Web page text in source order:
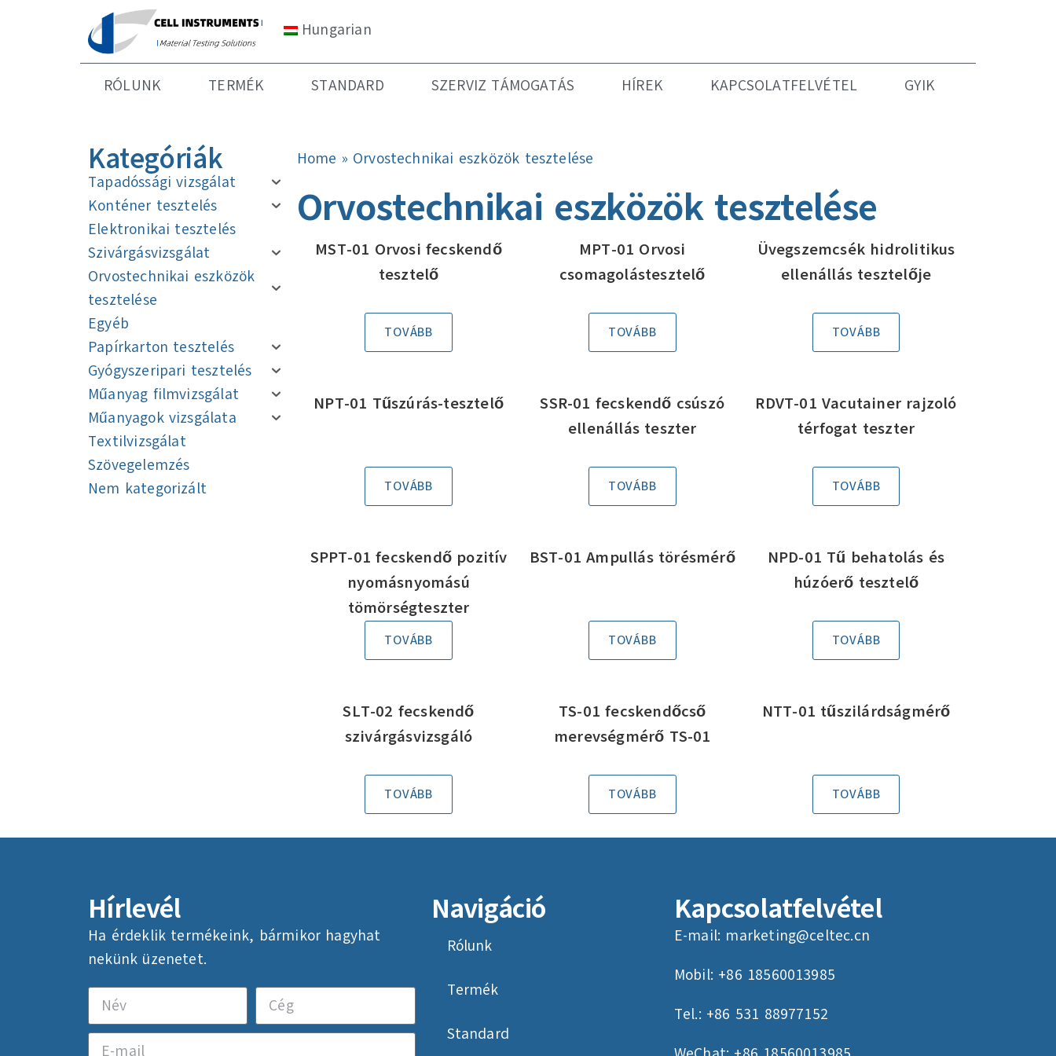
Hungarian
RÓLUNK TERMÉK STANDARD SZERVIZ TÁMOGATÁS HÍREK KAPCSOLATFELVÉTEL GYIK
Kategóriák
Tapadóssági vizsgálat
Konténer tesztelés
Elektronikai tesztelés
Szivárgásvizsgálat
Orvostechnikai eszközök
tesztelése
Egyéb
Papírkarton tesztelés
Gyógyszeripari tesztelés
Műanyag filmvizsgálat
Műanyagok vizsgálata
Textilvizsgálat
Szövegelemzés
Nem kategorizált
Home » Orvostechnikai eszközök tesztelése
Orvostechnikai eszközök tesztelése
MST-01 Orvosi fecskendő
tesztelő
TOVÁBB
MPT-01 Orvosi
csomagolástesztelő
TOVÁBB
Üvegszemcsék hidrolitikus
ellenállás tesztelője
TOVÁBB
NPT-01 Tűszúrás-tesztelő
TOVÁBB
SSR-01 fecskendő csúszó
ellenállás teszter
TOVÁBB
RDVT-01 Vacutainer rajzoló
térfogat teszter
TOVÁBB
SPPT-01 fecskendő pozitív
nyomásnyomású
tömörségteszter
TOVÁBB
BST-01 Ampullás törésmérő
TOVÁBB
NPD-01 Tű behatolás és
húzóerő tesztelő
TOVÁBB
SLT-02 fecskendő
szivárgásvizsgáló
TOVÁBB
TS-01 fecskendőcső
merevségmérő TS-01
TOVÁBB
NTT-01 tűszilárdságmérő
TOVÁBB
Hírlevél
Ha érdeklik termékeink, bármikor hagyhat
nekünk üzenetet.
Navigáció
Rólunk
Termék
Standard
Kapcsolatfelvétel
E-mail: marketing@celtec.cn
Mobil: +86 18560013985
Tel.: +86 531 88977152